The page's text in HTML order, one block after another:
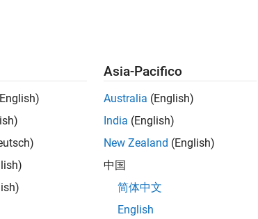
Asia-Pacifico
Australia (English)
India (English)
New Zealand (English)
中国
简体中文
English